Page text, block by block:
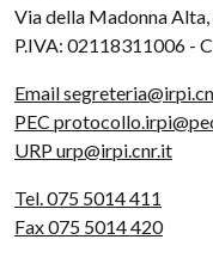
Via della Madonna
P.IVA: 02118311006 -
Email
PEC
URP urp@irpi.cnr.it
Tel. 075 5014 411
Fax 075 5014 420